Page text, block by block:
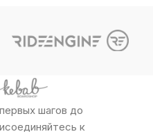
шагов до
к